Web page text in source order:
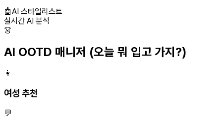
🤖AI 스타일리스트
실시간 AI 분석
👗
AI OOTD 매니저 (오늘 뭐 입고 가지?)
👩
여성 추천
💬